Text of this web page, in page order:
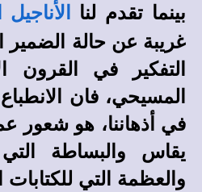
بينما تقدم لنا
الأناجيل
غريبة عن حالة
التفكير في القرون
المسيحي، فان
في أذهاننا، هو شعور
يقاس والبساطة
والعظمة التي للكتابات